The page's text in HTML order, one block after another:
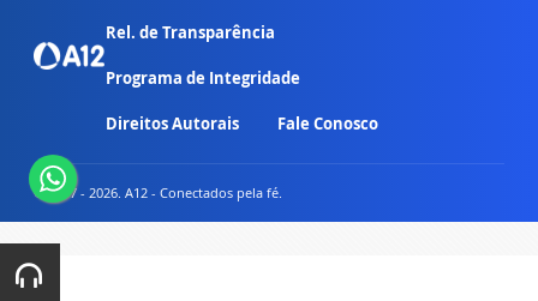
Rel. de Transparência
Programa de Integridade
Direitos Autorais Fale Conosco
© 2007 - 2026. A12 - Conectados pela fé.